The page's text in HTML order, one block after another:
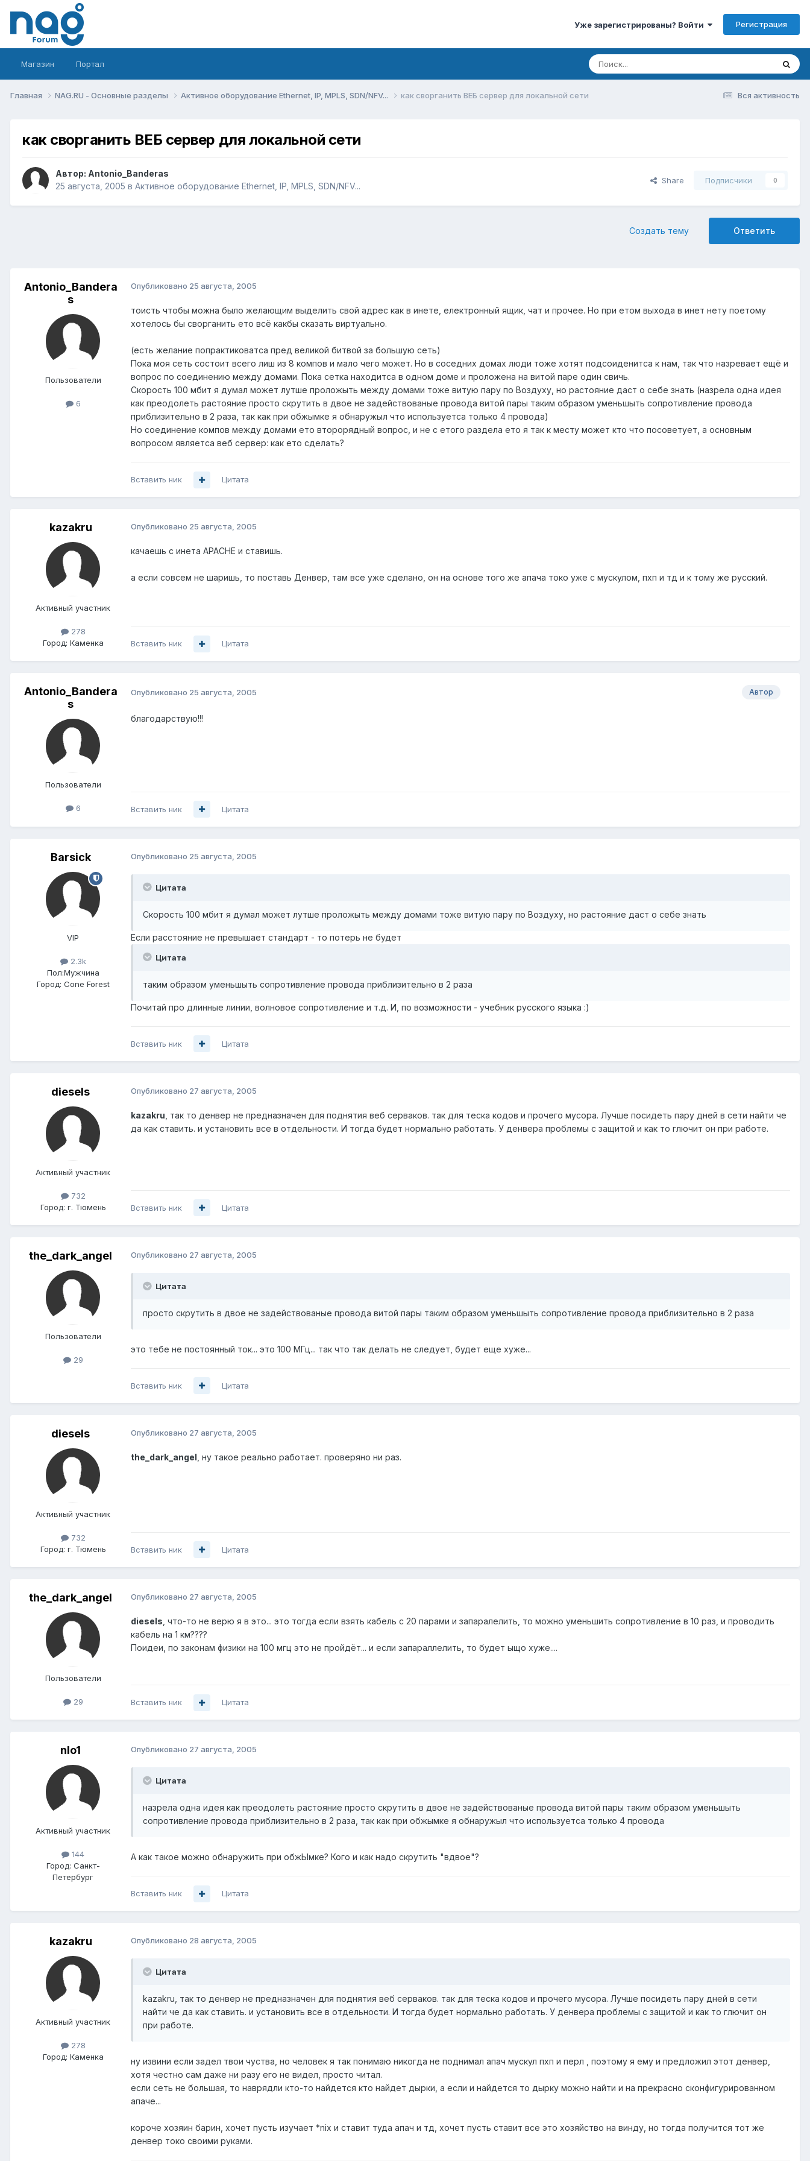
Уже зарегистрированы? Войти Регистрация
Магазин Портал
Вся активность
Главная NAG.RU - Основные разделы Активное оборудование Ethernet, IP, MPLS, SDN/NFV... как сворганить ВЕБ сервер для локальной сети
как сворганить ВЕБ сервер для локальной сети
Автор: Antonio_Banderas
25 августа, 2005 в Активное оборудование Ethernet, IP, MPLS, SDN/NFV...
Share Подписчики 0
Ответить
Создать тему
Antonio_Bandera
s
Пользователи
6
Опубликовано 25 августа, 2005
тоисть чтобы можна было желающим выделить свой адрес как в инете, електронный ящик, чат и прочее. Но при етом выхода в инет нету поетому
хотелось бы сворганить ето всё какбы сказать виртуально.
(есть желание попрактиковатса пред великой битвой за большую сеть)
Пока моя сеть состоит всего лиш из 8 компов и мало чего может. Но в соседних домах люди тоже хотят подсоиденитса к нам, так что назревает ещё и
вопрос по соединению между домами. Пока сетка находитса в одном доме и проложена на витой паре один свичь.
Скорость 100 мбит я думал может лутше проложыть между домами тоже витую пару по Воздуху, но растояние даст о себе знать (назрела одна идея
как преодолеть растояние просто скрутить в двое не задействованые провода витой пары таким образом уменьшыть сопротивление провода
приблизительно в 2 раза, так как при обжымке я обнаружыл что используетса только 4 провода)
Но соединение компов между домами ето второрядный вопрос, и не с етого раздела ето я так к месту может кто что посоветует, а основным
вопросом являетса веб сервер: как ето сделать?
Вставить ник Цитата
kazakru
Активный участник
278
Город: Каменка
Опубликовано 25 августа, 2005
качаешь с инета APACHE и ставишь.
а если совсем не шаришь, то поставь Денвер, там все уже сделано, он на основе того же апача токо уже с мускулом, пхп и тд и к тому же русский.
Вставить ник Цитата
Antonio_Bandera
s
Пользователи
6
Автор
Опубликовано 25 августа, 2005
благодарствую!!!
Вставить ник Цитата
Barsick
VIP
2.3k
Пол:Мужчина
Город: Cone Forest
Опубликовано 25 августа, 2005
Цитата
Скорость 100 мбит я думал может лутше проложыть между домами тоже витую пару по Воздуху, но растояние даст о себе знать
Если расстояние не превышает стандарт - то потерь не будет
Цитата
таким образом уменьшыть сопротивление провода приблизительно в 2 раза
Почитай про длинные линии, волновое сопротивление и т.д. И, по возможности - учебник русского языка :)
Вставить ник Цитата
diesels
Активный участник
732
Город: г. Тюмень
Опубликовано 27 августа, 2005
kazakru , так то денвер не предназначен для поднятия веб серваков. так для теска кодов и прочего мусора. Лучше посидеть пару дней в сети найти че
да как ставить. и установить все в отдельности. И тогда будет нормально работать. У денвера проблемы с защитой и как то глючит он при работе.
Вставить ник Цитата
the_dark_angel
Пользователи
29
Опубликовано 27 августа, 2005
Цитата
просто скрутить в двое не задействованые провода витой пары таким образом уменьшыть сопротивление провода приблизительно в 2 раза
это тебе не постоянный ток... это 100 МГц... так что так делать не следует, будет еще хуже...
Вставить ник Цитата
diesels
Активный участник
732
Город: г. Тюмень
Опубликовано 27 августа, 2005
the_dark_angel , ну такое реально работает. проверяно ни раз.
Вставить ник Цитата
the_dark_angel
Пользователи
29
Опубликовано 27 августа, 2005
diesels , что-то не верю я в это... это тогда если взять кабель с 20 парами и запаралелить, то можно уменьшить сопротивление в 10 раз, и проводить
кабель на 1 км????
Поидеи, по законам физики на 100 мгц это не пройдёт... и если запараллелить, то будет ыщо хуже....
Вставить ник Цитата
nlo1
Активный участник
144
Город: Санкт-
Петербург
Опубликовано 27 августа, 2005
Цитата
назрела одна идея как преодолеть растояние просто скрутить в двое не задействованые провода витой пары таким образом уменьшыть
сопротивление провода приблизительно в 2 раза, так как при обжымке я обнаружыл что используетса только 4 провода
А как такое можно обнаружить при обжЫмке? Кого и как надо скрутить "вдвое"?
Вставить ник Цитата
kazakru
Активный участник
278
Город: Каменка
Опубликовано 28 августа, 2005
Цитата
kazakru, так то денвер не предназначен для поднятия веб серваков. так для теска кодов и прочего мусора. Лучше посидеть пару дней в сети
найти че да как ставить. и установить все в отдельности. И тогда будет нормально работать. У денвера проблемы с защитой и как то глючит он
при работе.
ну извини если задел твои чуства, но человек я так понимаю никогда не поднимал апач мускул пхп и перл , поэтому я ему и предложил этот денвер,
хотя честно сам даже ни разу его не видел, просто читал.
если сеть не большая, то наврядли кто-то найдется кто найдет дырки, а если и найдется то дырку можно найти и на прекрасно сконфигурированном
апаче...
короче хозяин барин, хочет пусть изучает *nix и ставит туда апач и тд, хочет пусть ставит все это хозяйство на винду, но тогда получится тот же
денвер токо своими руками.